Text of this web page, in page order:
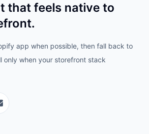
that feels native to
app when possible, then fall back to
only when your storefront stack